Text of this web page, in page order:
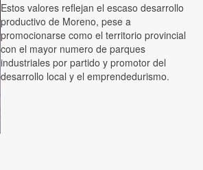
Estos valores reflejan el escaso desarrollo
productivo de Moreno, pese a
promocionarse como el territorio provincial
con el mayor numero de parques
industriales por partido y promotor del
desarrollo local y el emprendedurismo.